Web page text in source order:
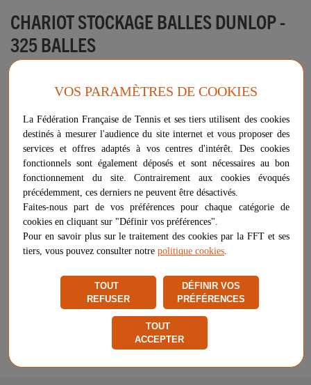
CHARIOT STOCKAGE BALLES DUNLOP -
325 BALLES
Modèle équipé d'un couvercle rabattable et de pieds sur roulettes.
Plus d'informations sur ce produit
Voir les questions / réponses
265,00 €
PLUS QUE 5 ARTICLES EN STOCK
- +
AJOUTER AU PANIER
Livraison gratuite
entre le 11/08 et le 18/08
VW Sports
Signaler un problème d'ordre juridique
VOS PARAMÈTRES DE COOKIES
La Fédération Française de Tennis et ses tiers utilisent des cookies
destinés à mesurer l'audience du site internet et vous proposer des
services et offres adaptés à vos centres d'intérêt. Des cookies
fonctionnels sont également déposés et sont nécessaires au bon
fonctionnement du site. Contrairement aux cookies évoqués
précédemment, ces derniers ne peuvent être désactivés.
Faites-nous part de vos préférences pour chaque catégorie de
cookies en cliquant sur "Définir vos préférences".
Pour en savoir plus sur le traitement des cookies par la FFT et ses
tiers, vous pouvez consulter notre politique cookies.
TOUT
REFUSER
DÉFINIR VOS
PRÉFÉRENCES
TOUT
ACCEPTER